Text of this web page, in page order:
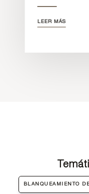
LEER MÁS
BLANQUEAMIENTO